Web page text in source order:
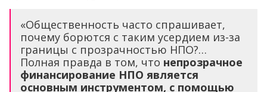
«Общественность часто спрашивает,
почему борются с таким усердием из-за
границы с прозрачностью НПО?…
Полная правда в том, что непрозрачное
финансирование НПО является
основным инструментом, с помощью